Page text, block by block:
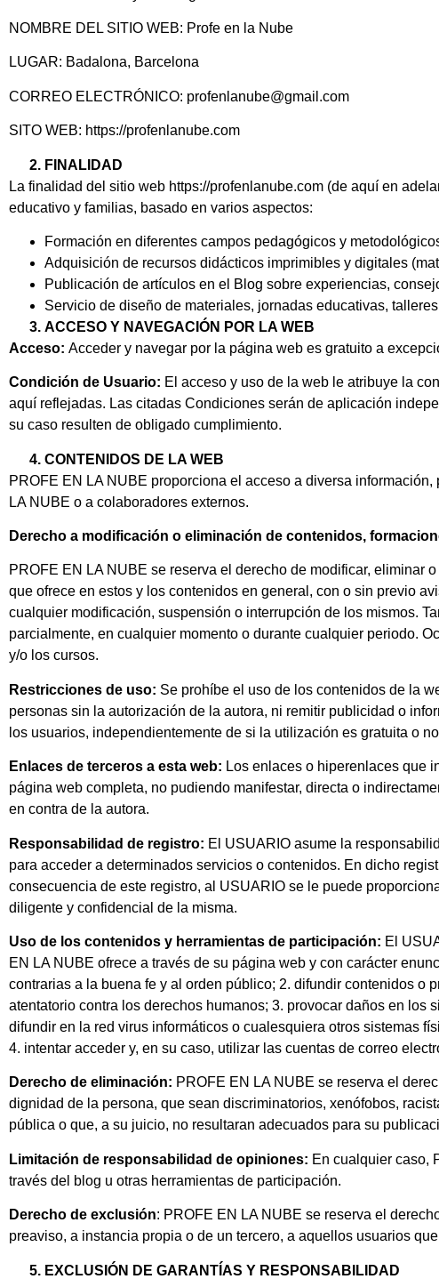
NOMBRE DEL SITIO WEB: Profe en la Nube
LUGAR: Badalona, Barcelona
CORREO ELECTRÓNICO: profenlanube@gmail.com
SITO WEB: https://profenlanube.com
FINALIDAD
La finalidad del sitio web https://profenlanube.com (de aquí en
educativo y familias, basado en varios aspectos:
Formación en diferentes campos pedagógicos y
Adquisición de recursos didácticos imprimibles y digitales
Publicación de artículos en el Blog sobre experiencias,
Servicio de diseño de materiales, jornadas educativas,
ACCESO Y NAVEGACIÓN POR LA WEB
Acceso: Acceder y navegar por la página web es gratuito a
Condición de Usuario: El acceso y uso de la web le atribuye la
aquí reflejadas. Las citadas Condiciones serán de aplicación
su caso resulten de obligado cumplimiento.
CONTENIDOS DE LA WEB
PROFE EN LA NUBE proporciona el acceso a diversa
LA NUBE o a colaboradores externos.
Derecho a modificación o eliminación de contenidos,
PROFE EN LA NUBE se reserva el derecho de modificar, eliminar
que ofrece en estos y los contenidos en general, con o sin previo
cualquier modificación, suspensión o interrupción de los mismos.
parcialmente, en cualquier momento o durante cualquier periodo.
y/o los cursos.
Restricciones de uso: Se prohíbe el uso de los contenidos de la
personas sin la autorización de la autora, ni remitir publicidad o
los usuarios, independientemente de si la utilización es gratuita o
Enlaces de terceros a esta web: Los enlaces o hiperenlaces que
página web completa, no pudiendo manifestar, directa o
en contra de la autora.
Responsabilidad de registro: El USUARIO asume la
para acceder a determinados servicios o contenidos. En dicho
consecuencia de este registro, al USUARIO se le puede
diligente y confidencial de la misma.
Uso de los contenidos y herramientas de participación: El
EN LA NUBE ofrece a través de su página web y con carácter
contrarias a la buena fe y al orden público; 2. difundir contenidos o
atentatorio contra los derechos humanos; 3. provocar daños en
difundir en la red virus informáticos o cualesquiera otros sistemas
4. intentar acceder y, en su caso, utilizar las cuentas de correo
Derecho de eliminación: PROFE EN LA NUBE se reserva el
dignidad de la persona, que sean discriminatorios, xenófobos,
pública o que, a su juicio, no resultaran adecuados para su
Limitación de responsabilidad de opiniones: En cualquier caso,
través del blog u otras herramientas de participación.
Derecho de exclusión: PROFE EN LA NUBE se reserva el
preaviso, a instancia propia o de un tercero, a aquellos usuarios
EXCLUSIÓN DE GARANTÍAS Y RESPONSABILIDAD